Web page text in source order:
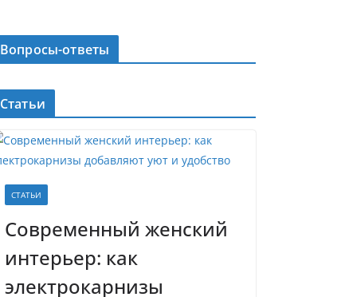
Вопросы-ответы
Статьи
СТАТЬИ
Современный женский
интерьер: как
электрокарнизы